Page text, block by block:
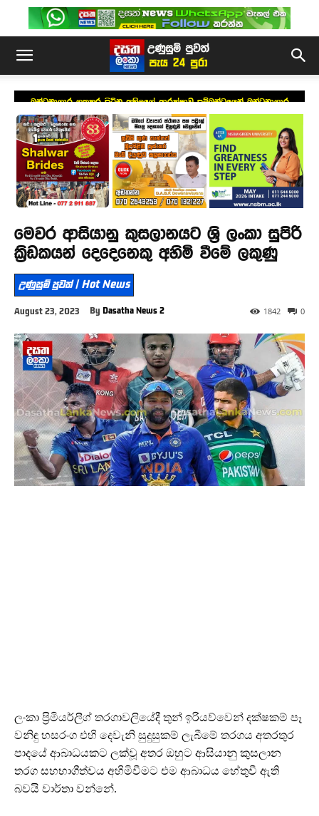
බන්ධනාගාර ගතකර සිටින අකිලගේ ආරක්ෂාව සම්බන්ධයෙන් බන්ධනාගාර
කොමසාරිස්ට එජාපයෙන් ලිපියක්
මෙවර ආසියානු කුසලානයට ශ්‍රි ලංකා සුපිරි
ක්‍රිඩකයන් දෙදෙනෙකු අහිමි වීමේ ලකුණු
උණුසුම් පුවත් | Hot News
August 23, 2023 By Dasatha News 2 0
1842
ලංකා ප්‍රිමියර්ලීග් තරගාවලියේදී තුන් ඉරියව්වෙන් දක්ෂකම් පෑ
වනිඳු හසරංග එහි දෙවැනි සුදුසුකම් ලැබීමේ තරගය අතරතුර
පාදයේ ආබාධයකට ලක්වූ අතර ඔහුට ආසියානු කුසලාන
තරග සහභාගීත්වය අහිමිවීමට එම ආබාධය හේතුවී ඇති
බවයි වාර්තා වන්නේ.